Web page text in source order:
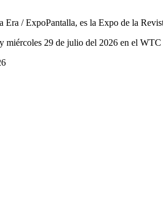
/ ExpoPantalla, es la Expo de la
29 de julio del 2026 en el